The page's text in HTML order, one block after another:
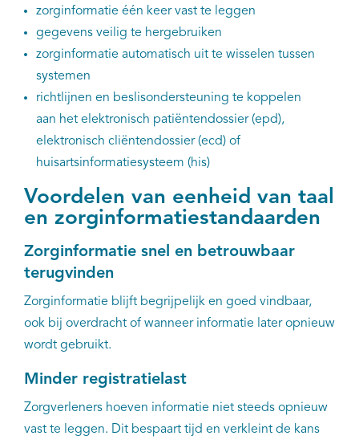
zorginformatie één keer vast te leggen
gegevens veilig te hergebruiken
zorginformatie automatisch uit te wisselen tussen
systemen
richtlijnen en beslisondersteuning te koppelen
aan het elektronisch patiëntendossier (epd),
elektronisch cliëntendossier (ecd) of
huisartsinformatiesysteem (his)
Voordelen van eenheid van taal
en zorginformatiestandaarden
Zorginformatie snel en betrouwbaar
terugvinden
Zorginformatie blijft begrijpelijk en goed vindbaar,
ook bij overdracht of wanneer informatie later opnieuw
wordt gebruikt.
Minder registratielast
Zorgverleners hoeven informatie niet steeds opnieuw
vast te leggen. Dit bespaart tijd en verkleint de kans